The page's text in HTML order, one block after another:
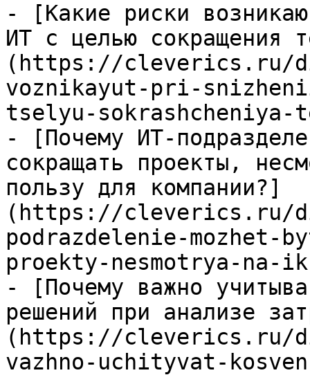
- [Какие риски
ИТ с целью сокращения
(https://cleverics.ru/
voznikayut-pri-
tselyu-
- [Почему ИТ-
сокращать проекты,
пользу для компании?]
(https://cleverics.ru/
podrazdelenie-mozhet-
proekty-nesmotrya-na-
- [Почему важно
решений при анализе
(https://cleverics.ru/
vazhno-uchityvat-